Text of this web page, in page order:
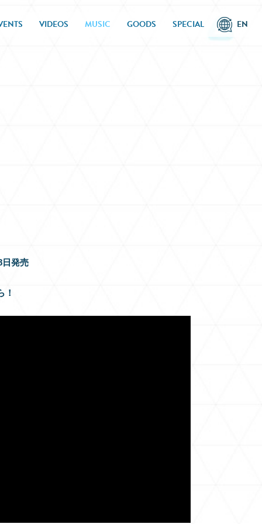
VIDEOS MUSIC GOODS SPECIAL EN
日発売
！